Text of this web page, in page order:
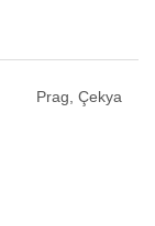
Prag, Çekya